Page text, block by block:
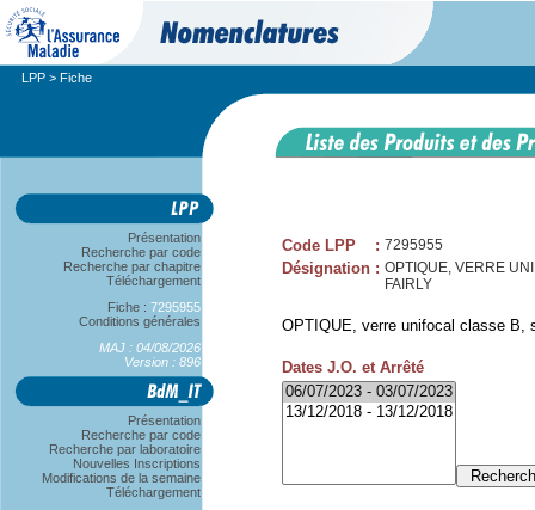
LPP > Fiche
Présentation
Recherche par code
Recherche par chapitre
Téléchargement
Fiche : 7295955
Conditions générales
MAJ : 04/08/2026
Version : 896
Présentation
Recherche par code
Recherche par laboratoire
Nouvelles Inscriptions
Modifications de la semaine
Téléchargement
Code LPP : 7295955
Désignation : OPTIQUE, VERRE
FAIRLY
OPTIQUE, verre unifocal classe B,
Dates J.O. et Arrêté